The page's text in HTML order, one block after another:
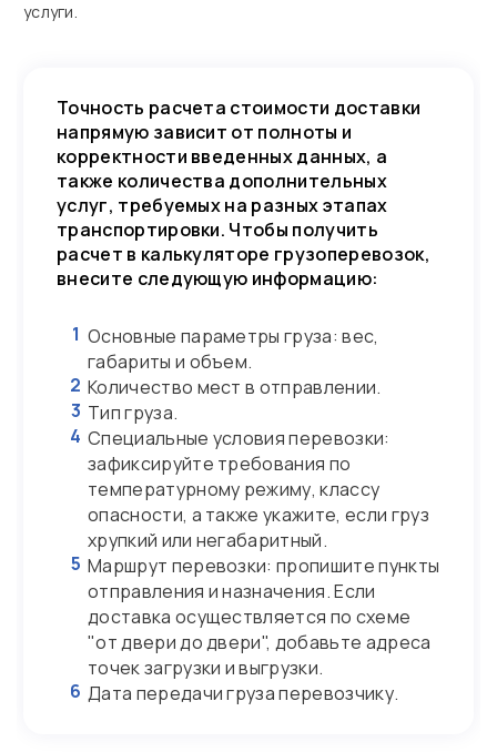
услуги.
Точность расчета стоимости доставки
напрямую зависит от полноты и
корректности введенных данных, а
также количества дополнительных
услуг, требуемых на разных этапах
транспортировки. Чтобы получить
расчет в калькуляторе грузоперевозок,
внесите следующую информацию:
1 Основные параметры груза: вес,
габариты и объем.
2 Количество мест в отправлении.
3 Тип груза.
4 Специальные условия перевозки:
зафиксируйте требования по
температурному режиму, классу
опасности, а также укажите, если груз
хрупкий или негабаритный.
5 Маршрут перевозки: пропишите пункты
отправления и назначения. Если
доставка осуществляется по схеме
"от двери до двери", добавьте адреса
точек загрузки и выгрузки.
6 Дата передачи груза перевозчику.